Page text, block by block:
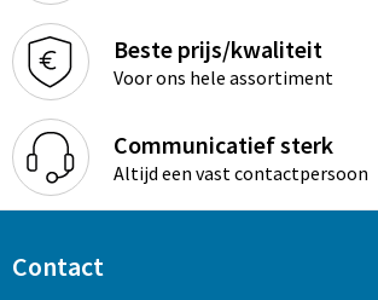
Beste prijs/kwaliteit
Voor ons hele assortiment
Communicatief sterk
Altijd een vast contactpersoon
Contact